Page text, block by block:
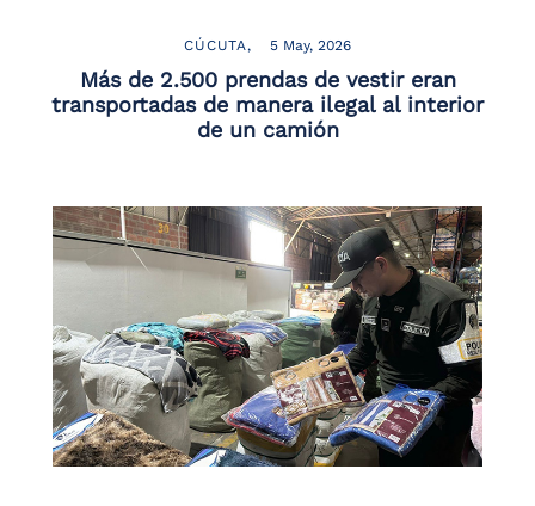
CÚCUTA 5 May, 2026
Más de 2.500 prendas de vestir eran
transportadas de manera ilegal al interior
de un camión